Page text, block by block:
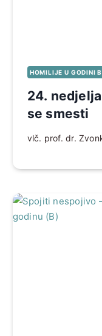
HOMILIJE U GODINI B
24.
se smesti
vlč. prof. dr.